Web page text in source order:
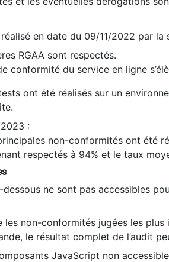
réalisé en date du 09/11/2022 par
RGAA sont respectés.
conformité du service en ligne
ont été réalisés sur un
:
non-conformités ont été
respectés à 94% et le taux
ne sont pas accessibles
les non-conformités jugées les
le résultat complet de l’audit
JavaScript non